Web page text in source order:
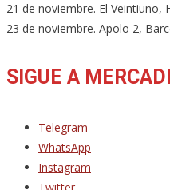
21 de noviembre. El Veintiuno,
23 de noviembre. Apolo 2,
SIGUE A
Telegram
WhatsApp
Instagram
Twitter